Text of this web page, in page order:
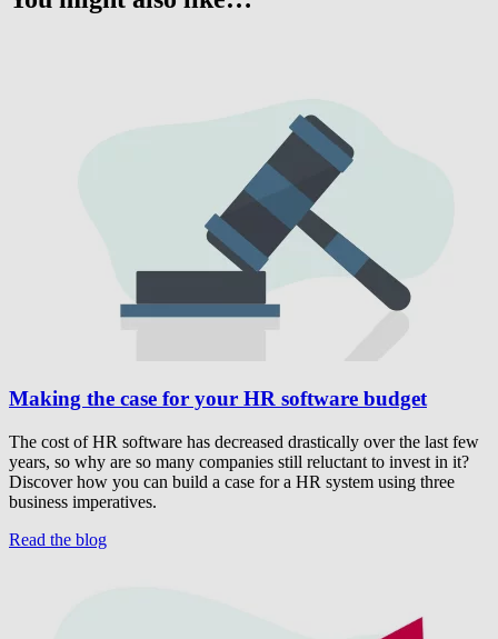
Making the case for your HR software budget
The cost of HR software has decreased drastically over the last few
years, so why are so many companies still reluctant to invest in it?
Discover how you can build a case for a HR system using three
business imperatives.
Read the blog